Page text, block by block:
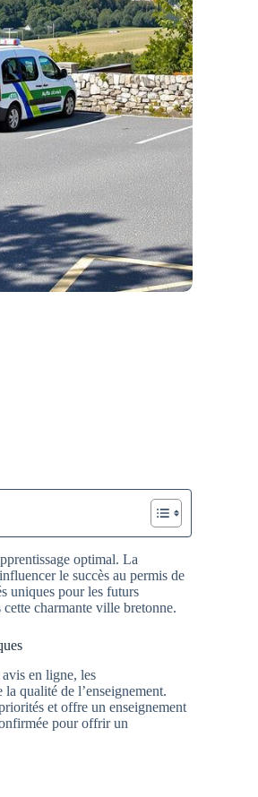
optimal. La
le succès au permis de
uniques pour les futurs
charmante ville bretonne.
en ligne, les
qualité de l’enseignement.
et offre un enseignement
pour offrir un